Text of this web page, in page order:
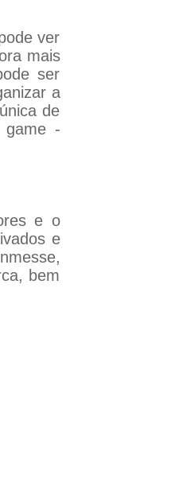
ver
mais
ser
a
de
game -
e o
e
bem